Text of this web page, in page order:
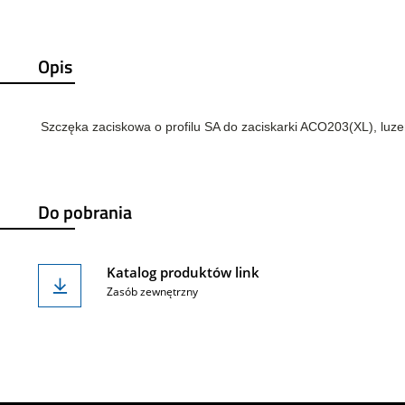
Opis
Szczęka zaciskowa o profilu SA do zaciskarki ACO203(XL),
Do pobrania
Katalog produktów link
Zasób zewnętrzny